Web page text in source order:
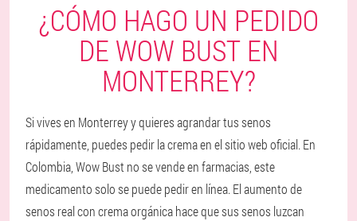
¿CÓMO HAGO UN PEDIDO
DE WOW BUST EN
MONTERREY?
Si vives en Monterrey y quieres agrandar tus senos
rápidamente, puedes pedir la crema en el sitio web oficial. En
Colombia, Wow Bust no se vende en farmacias, este
medicamento solo se puede pedir en línea. El aumento de
senos real con crema orgánica hace que sus senos luzcan